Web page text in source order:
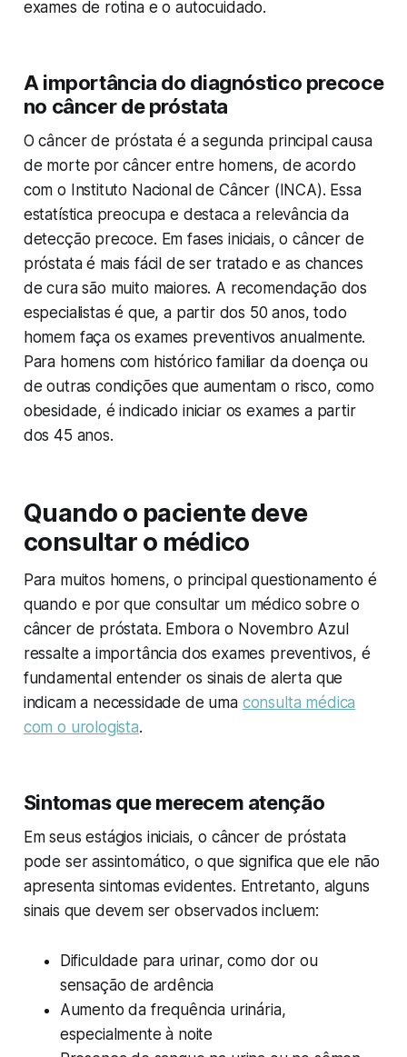
exames de rotina e o autocuidado.
A importância do diagnóstico precoce
no câncer de próstata
O câncer de próstata é a segunda principal causa
de morte por câncer entre homens, de acordo
com o Instituto Nacional de Câncer (INCA). Essa
estatística preocupa e destaca a relevância da
detecção precoce. Em fases iniciais, o câncer de
próstata é mais fácil de ser tratado e as chances
de cura são muito maiores. A recomendação dos
especialistas é que, a partir dos 50 anos, todo
homem faça os exames preventivos anualmente.
Para homens com histórico familiar da doença ou
de outras condições que aumentam o risco, como
obesidade, é indicado iniciar os exames a partir
dos 45 anos.
Quando o paciente deve
consultar o médico
Para muitos homens, o principal questionamento é
quando e por que consultar um médico sobre o
câncer de próstata. Embora o Novembro Azul
ressalte a importância dos exames preventivos, é
fundamental entender os sinais de alerta que
indicam a necessidade de uma consulta médica
com o urologista.
Sintomas que merecem atenção
Em seus estágios iniciais, o câncer de próstata
pode ser assintomático, o que significa que ele não
apresenta sintomas evidentes. Entretanto, alguns
sinais que devem ser observados incluem:
Dificuldade para urinar, como dor ou
sensação de ardência
Aumento da frequência urinária,
especialmente à noite